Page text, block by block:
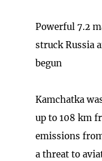
Powerful 7.2
struck Russia
begun
Kamchatka
up to 108 km
emissions
a threat to